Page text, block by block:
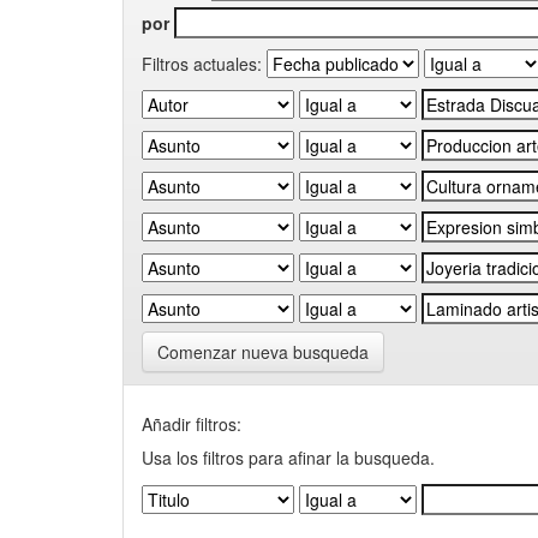
por
Filtros actuales:
Comenzar nueva busqueda
Añadir filtros:
Usa los filtros para afinar la busqueda.